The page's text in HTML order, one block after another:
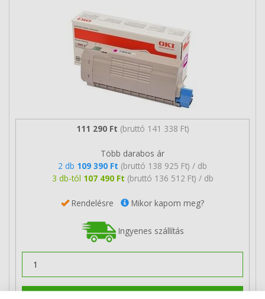
111 290 Ft (bruttó 141 338 Ft)
Több darabos ár
2 db 109 390 Ft (bruttó 138 925 Ft) / db
3 db-tól 107 490 Ft (bruttó 136 512 Ft) / db
Rendelésre Mikor kapom meg?
Ingyenes szállítás